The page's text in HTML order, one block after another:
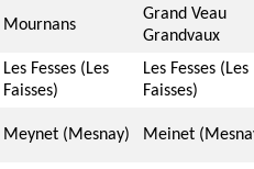
Mournans
Grand Veau
Grandvaux
Les Fesses (Les
Faisses)
Les Fesses (Les
Faisses)
Meynet (Mesnay) Meinet